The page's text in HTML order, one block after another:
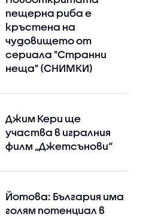
пещерна риба е
кръстена на
чудовището от
сериала "Странни
неща" (СНИМКИ)
Джим Кери ще
участва в игралния
филм „Джетсънови“
Йотова: България има
голям потенциал в